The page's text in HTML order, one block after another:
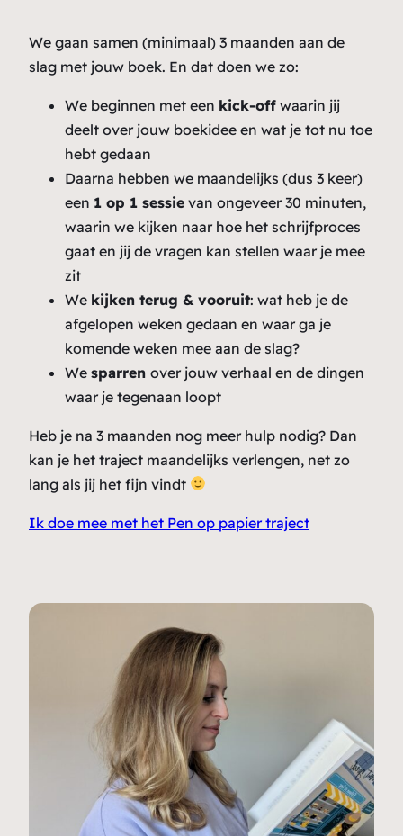
We gaan samen (minimaal) 3 maanden aan de
slag met jouw boek. En dat doen we zo:
We beginnen met een kick-off waarin jij
deelt over jouw boekidee en wat je tot nu toe
hebt gedaan
Daarna hebben we maandelijks (dus 3 keer)
een 1 op 1 sessie van ongeveer 30 minuten,
waarin we kijken naar hoe het schrijfproces
gaat en jij de vragen kan stellen waar je mee
zit
We kijken terug & vooruit: wat heb je de
afgelopen weken gedaan en waar ga je
komende weken mee aan de slag?
We sparren over jouw verhaal en de dingen
waar je tegenaan loopt
Heb je na 3 maanden nog meer hulp nodig? Dan
kan je het traject maandelijks verlengen, net zo
lang als jij het fijn vindt
Ik doe mee met het Pen op papier traject